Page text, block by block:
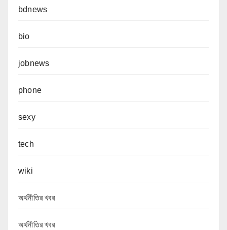
bdnews
bio
jobnews
phone
sexy
tech
wiki
অর্থনীতির খবর
অর্থনীতির খবর